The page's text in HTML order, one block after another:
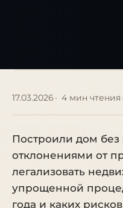
17.03.2026 4 мин чтения
Построили дом
отклонениями от
легализовать
упрощенной
года и каких